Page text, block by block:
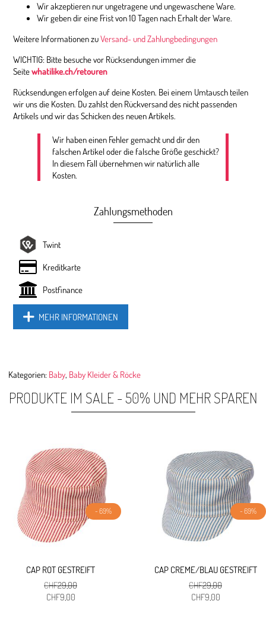
Wir akzeptieren nur ungetragene und ungewaschene Ware.
Wir geben dir eine Frist von 10 Tagen nach Erhalt der Ware.
Weitere Informationen zuVersand- und Zahlungbedingungen
WICHTIG: Bitte besuche vor Rücksendungen immer die
Seitewhatilike.ch/retouren
Rücksendungen erfolgen auf deine Kosten. Bei einem Umtausch teilen
wir uns die Kosten. Du zahlst den Rückversand des nicht passenden
Artikels und wir das Schicken des neuen Artikels.
Wir haben einen Fehler gemacht und dir den
falschen Artikel oder die falsche Größe geschickt?
In diesem Fall übernehmen wir natürlich alle
Kosten.
Zahlungsmethoden
Twint
Kreditkarte
Postfinance
MEHR INFORMATIONEN
Kategorien: Baby, Baby Kleider & Röcke
PRODUKTE IM SALE - 50% UND MEHR SPAREN
- 69%
CAP ROT GESTREIFT
CHF29,00
Ursprünglicher
CHF9,00Aktueller
- 69%
CAP CREME/BLAU GESTREIFT
CHF29,00
Ursprünglicher
CHF9,00Aktueller